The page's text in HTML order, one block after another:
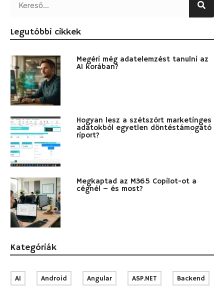
Legutóbbi cikkek
Megéri még adatelemzést tanulni az
AI korában?
Hogyan lesz a szétszórt marketinges
adatokból egyetlen döntéstámogató
riport?
Megkaptad az M365 Copilot-ot a
cégnél – és most?
Kategóriák
AI Android Angular ASP.NET Backend